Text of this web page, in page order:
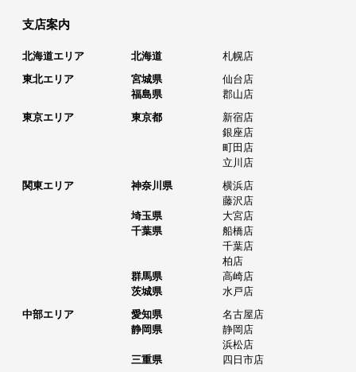
支店案内
北海道エリア 北海道
札幌店
東北エリア
宮城県
仙台店
福島県
郡山店
東京エリア
東京都
新宿店
銀座店
町田店
立川店
関東エリア
神奈川県
横浜店
藤沢店
埼玉県
大宮店
千葉県
船橋店
千葉店
柏店
群馬県
高崎店
茨城県
水戸店
中部エリア
愛知県
名古屋店
静岡県
静岡店
浜松店
三重県
四日市店